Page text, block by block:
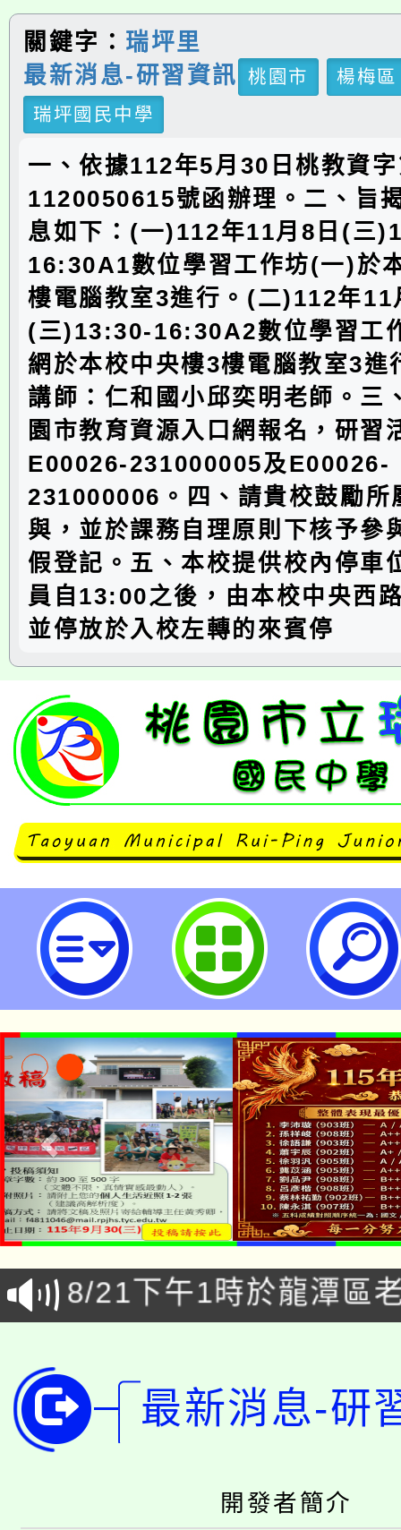
關鍵字： 瑞坪里
最新消息-研習資訊
桃園市
楊梅區
瑞坪國民中學
一、依據112年5月30日桃教資
1120050615號函辦理。二、旨
息如下：(一)112年11月8日(三
16:30A1數位學習工作坊(一)於
樓電腦教室3進行。(二)112年11
(三)13:30-16:30A2數位學習工
網於本校中央樓3樓電腦教室3進
講師：仁和國小邱奕明老師。三
園市教育資源入口網報名，研習
E00026-231000005及E00026-
231000006。四、請貴校鼓勵所
與，並於課務自理原則下核予參
假登記。五、本校提供校內停車
員自13:00之後，由本校中央西
並停放於入校左轉的來賓停
neilrpjhstyc網站設計者：徐嘉
「本色祭」8/29、30在
場熱烈登場!
8/21下午1時於龍潭區
徵才活動。
YOUNG桃局內行報名
局官網。
8月14至27日，桃園電
開!
115年桃園市運動會8/
視費優惠，中低收入戶
大園自造教育及科技
最新消息-研
開發者簡介